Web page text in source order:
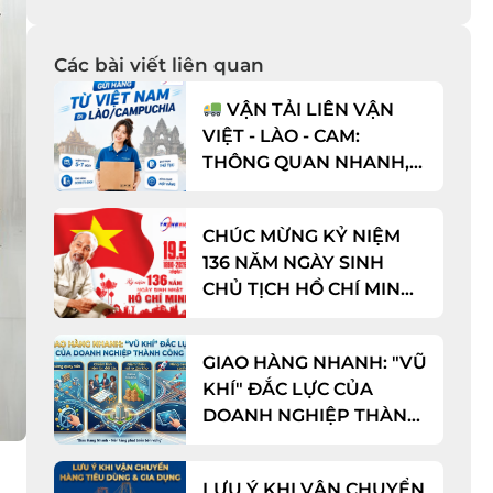
Các bài viết liên quan
VẬN TẢI LIÊN VẬN
VIỆT - LÀO - CAM:
THÔNG QUAN NHANH,
CHÚC MỪNG KỶ NIỆM
136 NĂM NGÀY SINH
CHỦ TỊCH HỒ CHÍ MINH
GIAO HÀNG NHANH: "VŨ
KHÍ" ĐẮC LỰC CỦA
DOANH NGHIỆP THÀNH